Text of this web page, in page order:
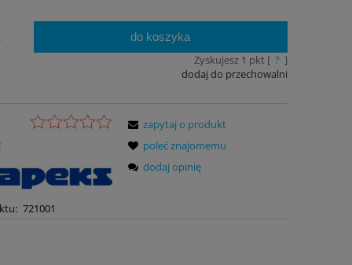
do koszyka
Zyskujesz 1 pkt [ ? ]
dodaj do przechowalni
721001
zapytaj o produkt
poleć znajomemu
dodaj opinię